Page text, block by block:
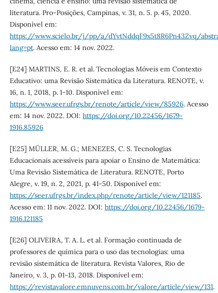
literatura. Pro-Posições, Campinas, v. 31, n. 5. p. 45, 2020.
Disponível em:
https://www.scielo.br/j/pp/a/dYvtNddqF9x5t8R6Pn43Zvq/
lang=pt. Acesso em: 14 nov. 2022.
[E24] MARTINS, E. R. et al. Tecnologias Móveis em Contexto
Educativo: uma Revisão Sistemática da Literatura. RENOTE, v.
16, n. 1, 2018, p. 1-10. Disponível em:
https://www.seer.ufrgs.br/renote/article/view/85926. Acesso
em: 14 nov. 2022. DOI: https://doi.org/10.22456/1679-
1916.85926
[E25] MÜLLER, M. G.; MENEZES, C. S. Tecnologias
Educacionais acessíveis para apoiar o Ensino de Matemática:
Uma Revisão Sistemática de Literatura. RENOTE, Porto
Alegre, v. 19, n. 2, 2021, p. 41-50. Disponível em:
https://seer.ufrgs.br/index.php/renote/article/view/121185.
Acesso em: 11 nov. 2022. DOI: https://doi.org/10.22456/1679-
1916.121185
[E26] OLIVEIRA, T. A. L. et al. Formação continuada de
professores de química para o uso das tecnologias: uma
revisão sistemática de literatura. Revista Valores, Rio de
Janeiro, v. 3, p. 01-13, 2018. Disponível em:
https://revistavalore.emnuvens.com.br/valore/article/view/131.